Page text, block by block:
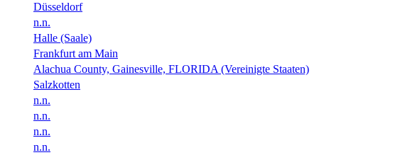
Düsseldorf
n.n.
Halle (Saale)
Frankfurt am Main
Alachua County, Gainesville, FLORIDA (Vereinigte Staaten)
Salzkotten
n.n.
n.n.
n.n.
n.n.